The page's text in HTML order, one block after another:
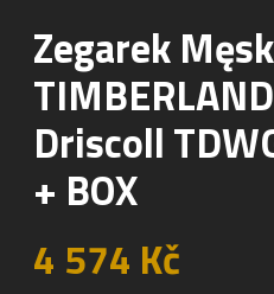
Zegarek
TIMBERLAND
Driscoll
+ BOX
4 574 Kč